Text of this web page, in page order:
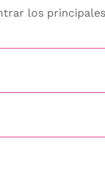
los